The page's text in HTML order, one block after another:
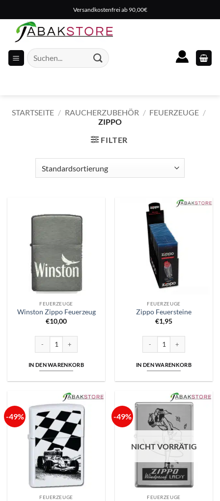
Inhalt
springen
Versandkostenfrei ab 90,00€
Suche
nach:
STARTSEITE / RAUCHERZUBEHÖR / FEUERZEUGE /
ZIPPO
FILTER
FEUERZEUGE
Winston Zippo Feuerzeug
€10,00
Winston Zippo Feuerzeug Menge
IN DEN WARENKORB
FEUERZEUGE
Zippo Feuersteine
€1,95
Zippo Feuersteine Menge
IN DEN WARENKORB
-49%
FEUERZEUGE
-49%
NICHT VORRÄTIG
FEUERZEUGE